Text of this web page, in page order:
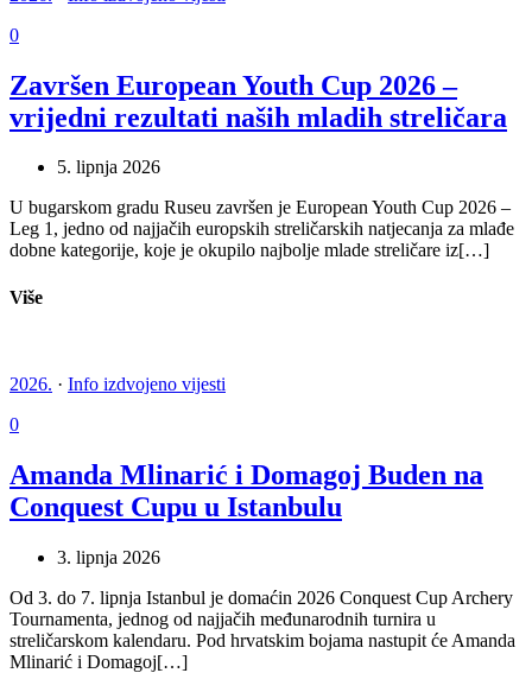
0
Završen European Youth Cup 2026 –
vrijedni rezultati naših mladih streličara
5. lipnja 2026
U bugarskom gradu Ruseu završen je European Youth Cup 2026 –
Leg 1, jedno od najjačih europskih streličarskih natjecanja za mlađe
dobne kategorije, koje je okupilo najbolje mlade streličare iz[…]
Više
2026. · Info izdvojeno vijesti
0
Amanda Mlinarić i Domagoj Buden na
Conquest Cupu u Istanbulu
3. lipnja 2026
Od 3. do 7. lipnja Istanbul je domaćin 2026 Conquest Cup Archery
Tournamenta, jednog od najjačih međunarodnih turnira u
streličarskom kalendaru. Pod hrvatskim bojama nastupit će Amanda
Mlinarić i Domagoj[…]